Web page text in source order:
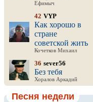
Ефимыч
42 VYP
Как хорошо в
стране
советской жить
Кочетков Михаил
36 sever56
Без тебя
Хоралов Аркадий
Песня недели